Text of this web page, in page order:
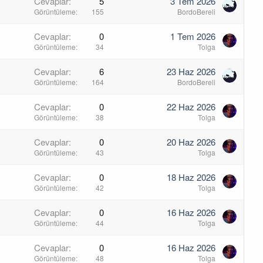
Görüntüleme 155 BordoBereli
Cevaplar 0
Görüntüleme 34
1 Tem 2026
Tolga
Cevaplar 6
Görüntüleme 164
23 Haz 2026
BordoBereli
Cevaplar 0
Görüntüleme 38
22 Haz 2026
Tolga
Cevaplar 0
Görüntüleme 43
20 Haz 2026
Tolga
Cevaplar 0
Görüntüleme 42
18 Haz 2026
Tolga
Cevaplar 0
Görüntüleme 44
16 Haz 2026
Tolga
Cevaplar 0
Görüntüleme 48
16 Haz 2026
Tolga